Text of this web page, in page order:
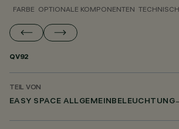
FARBE OPTIONALE KOMPONENTEN
QV92
TEIL VON
EASY SPACE ALLGEMEINBELEUCHTUNG